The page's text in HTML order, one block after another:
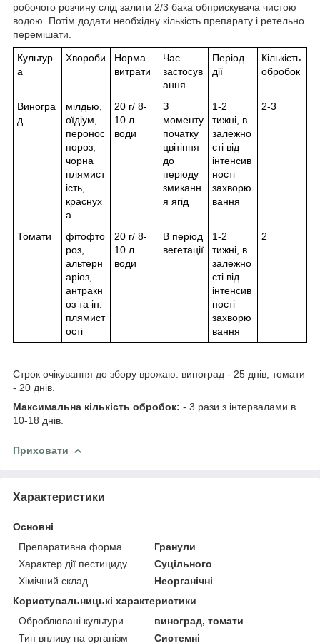
робочого розчину слід залити 2/3 бака обприскувача чистою
водою. Потім додати необхідну кількість препарату і ретельно
перемішати.
Культур
а
Хвороби
Норма
витрати
Час
застосув
ання
Період
дії
Кількість
обробок
Виногра
д
мілдью,
оїдіум,
перонос
пороз,
чорна
плямист
ість,
краснух
а
20 г/ 8-
10 л
води
З
моменту
початку
цвітіння
до
періоду
змиканн
я ягід
1-2
тижні, в
залежно
сті від
інтенсив
ності
захворю
вання
2-3
Томати
фітофто
роз,
альтерн
аріоз,
антракн
оз та ін.
плямист
ості
20 г/ 8-
10 л
води
В період
вегетації
1-2
тижні, в
залежно
сті від
інтенсив
ності
захворю
вання
2
Строк очікування до збору врожаю: виноград - 25 днів, томати
- 20 днів.
Максимальна кількість обробок: - 3 рази з інтервалами в
10-18 днів.
Приховати
Характеристики
Основні
Препаративна форма
Гранули
Характер дії пестициду
Суцільного
Хімічний склад
Неорганічні
Користувальницькі характеристики
Оброблювані культури
виноград, томати
Тип впливу на організм
Системні